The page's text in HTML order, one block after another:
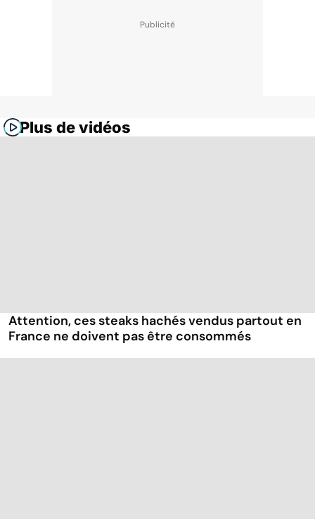
Plus de vidéos
Attention, ces steaks hachés vendus partout en
France ne doivent pas être consommés